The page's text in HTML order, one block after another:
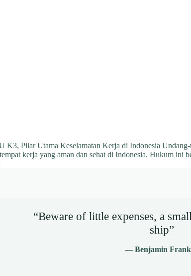
Pilar Utama Keselamatan Kerja di Indonesia
kerja yang aman dan sehat di Indonesia. Hukum ini
“Beware of little expenses, a
ship”
— Benjamin